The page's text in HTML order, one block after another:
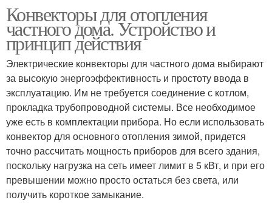
Конвекторы для отопления
частного дома. Устройство и
принцип действия
Электрические конвекторы для частного дома выбирают
за высокую энергоэффективность и простоту ввода в
эксплуатацию. Им не требуется соединение с котлом,
прокладка трубопроводной системы. Все необходимое
уже есть в комплектации прибора. Но если использовать
конвектор для основного отопления зимой, придется
точно рассчитать мощность приборов для всего здания,
поскольку нагрузка на сеть имеет лимит в 5 кВт, и при его
превышении можно просто остаться без света, или
получить короткое замыкание.